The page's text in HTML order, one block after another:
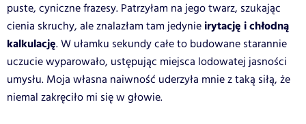
puste, cyniczne frazesy. Patrzyłam na jego twarz, szukając
cienia skruchy, ale znalazłam tam jedynie irytację i chłodną
kalkulację. W ułamku sekundy całe to budowane starannie
uczucie wyparowało, ustępując miejsca lodowatej jasności
umysłu. Moja własna naiwność uderzyła mnie z taką siłą, że
niemal zakręciło mi się w głowie.